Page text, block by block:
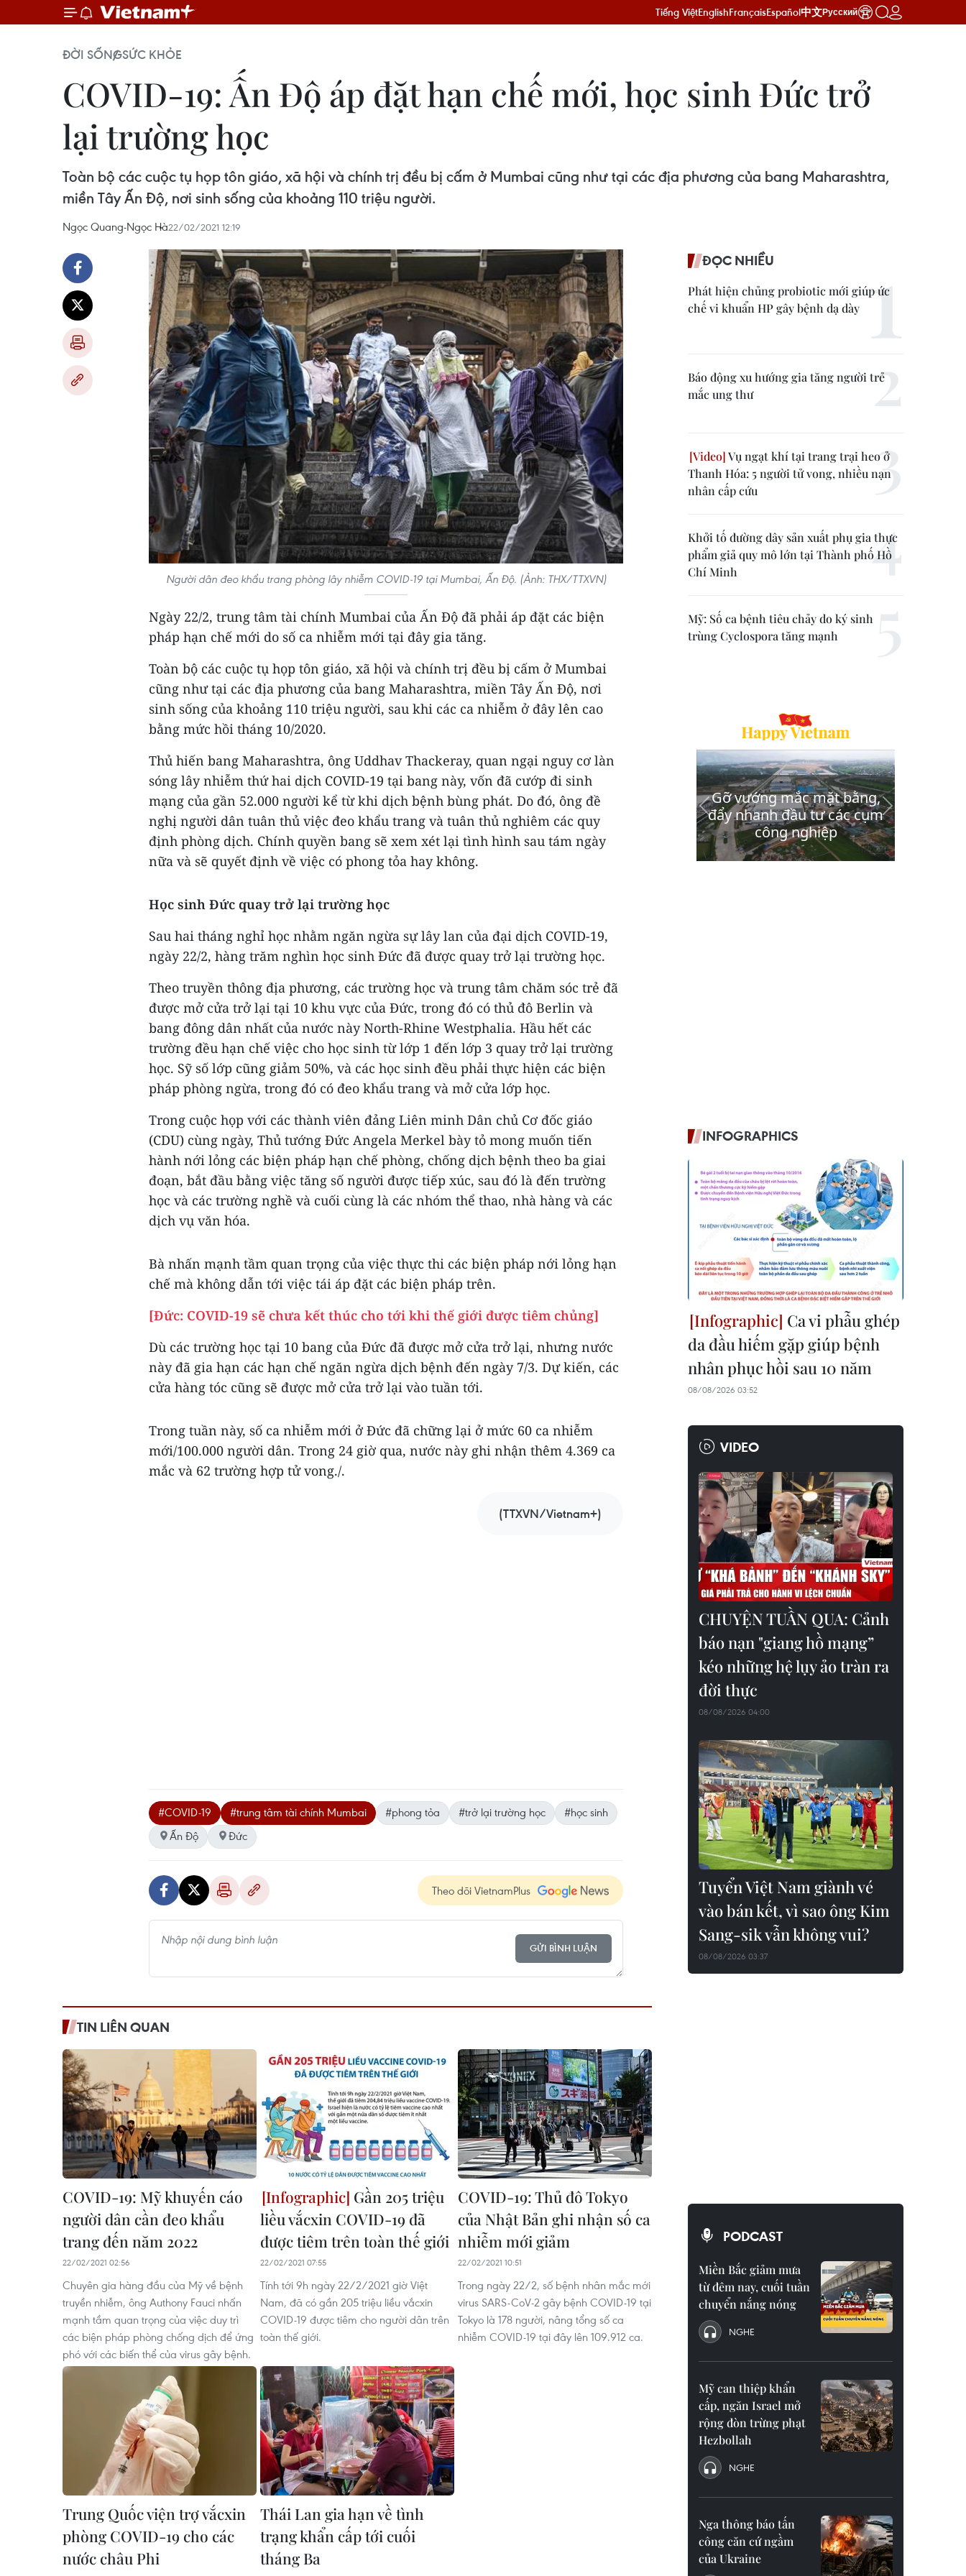
Tiếng ViệtEnglishFrançaisEspañol中文Русский
ĐỜI SỐNGSỨC KHỎE
COVID-19: Ấn Độ áp đặt hạn chế mới, học sinh Đức trở
lại trường học
Toàn bộ các cuộc tụ họp tôn giáo, xã hội và chính trị đều bị cấm ở Mumbai cũng như tại các địa phương của bang Maharashtra,
miền Tây Ấn Độ, nơi sinh sống của khoảng 110 triệu người.
Ngọc Quang-Ngọc Hà22/02/2021 12:19
Người dân đeo khẩu trang phòng lây nhiễm COVID-19 tại Mumbai, Ấn Độ. (Ảnh: THX/TTXVN)
Ngày 22/2, trung tâm tài chính Mumbai của Ấn Độ đã phải áp đặt các biện
pháp hạn chế mới do số ca nhiễm mới tại đây gia tăng.
Toàn bộ các cuộc tụ họp tôn giáo, xã hội và chính trị đều bị cấm ở Mumbai
cũng như tại các địa phương của bang Maharashtra, miền Tây Ấn Độ, nơi
sinh sống của khoảng 110 triệu người, sau khi các ca nhiễm ở đây lên cao
bằng mức hồi tháng 10/2020.
Thủ hiến bang Maharashtra, ông Uddhav Thackeray, quan ngại nguy cơ làn
sóng lây nhiễm thứ hai dịch COVID-19 tại bang này, vốn đã cướp đi sinh
mạng của gần 52.000 người kể từ khi dịch bệnh bùng phát. Do đó, ông đề
nghị người dân tuân thủ việc đeo khẩu trang và tuân thủ nghiêm các quy
định phòng dịch. Chính quyền bang sẽ xem xét lại tình hình sau tám ngày
nữa và sẽ quyết định về việc có phong tỏa hay không.
Học sinh Đức quay trở lại trường học
Sau hai tháng nghỉ học nhằm ngăn ngừa sự lây lan của đại dịch COVID-19,
ngày 22/2, hàng trăm nghìn học sinh Đức đã được quay trở lại trường học.
Theo truyền thông địa phương, các trường học và trung tâm chăm sóc trẻ đã
được mở cửa trở lại tại 10 khu vực của Đức, trong đó có thủ đô Berlin và
bang đông dân nhất của nước này North-Rhine Westphalia. Hầu hết các
trường đều hạn chế việc cho học sinh từ lớp 1 đến lớp 3 quay trở lại trường
học. Sỹ số lớp cũng giảm 50%, và các học sinh đều phải thực hiện các biện
pháp phòng ngừa, trong đó có đeo khẩu trang và mở cửa lớp học.
Trong cuộc họp với các thành viên đảng Liên minh Dân chủ Cơ đốc giáo
(CDU) cùng ngày, Thủ tướng Đức Angela Merkel bày tỏ mong muốn tiến
hành nới lỏng các biện pháp hạn chế phòng, chống dịch bệnh theo ba giai
đoạn, bắt đầu bằng việc tăng số người được tiếp xúc, sau đó là đến trường
học và các trường nghề và cuối cùng là các nhóm thể thao, nhà hàng và các
dịch vụ văn hóa.
Bà nhấn mạnh tầm quan trọng của việc thực thi các biện pháp nới lỏng hạn
chế mà không dẫn tới việc tái áp đặt các biện pháp trên.
[Đức: COVID-19 sẽ chưa kết thúc cho tới khi thế giới được tiêm chủng]
Dù các trường học tại 10 bang của Đức đã được mở cửa trở lại, nhưng nước
này đã gia hạn các hạn chế ngăn ngừa dịch bệnh đến ngày 7/3. Dự kiến, các
cửa hàng tóc cũng sẽ được mở cửa trở lại vào tuần tới.
Trong tuần này, số ca nhiễm mới ở Đức đã chững lại ở mức 60 ca nhiễm
mới/100.000 người dân. Trong 24 giờ qua, nước này ghi nhận thêm 4.369 ca
mắc và 62 trường hợp tử vong./.
(TTXVN/Vietnam+)
#COVID-19 #trung tâm tài chính Mumbai #phong tỏa #trở lại trường học
#học sinh
Ấn Độ
Đức
Theo dõi VietnamPlus
GỬI BÌNH LUẬN
TIN LIÊN QUAN
COVID-19: Mỹ khuyến cáo
người dân cần đeo khẩu
trang đến năm 2022
22/02/2021 02:56
Chuyên gia hàng đầu của Mỹ về bệnh
truyền nhiễm, ông Authony Fauci nhấn
mạnh tầm quan trọng của việc duy trì
các biện pháp phòng chống dịch để ứng
phó với các biến thể của virus gây bệnh.
Gần 205 triệu
liều vắcxin COVID-19 đã
được tiêm trên toàn thế giới
22/02/2021 07:55
Tính tới 9h ngày 22/2/2021 giờ Việt
Nam, đã có gần 205 triệu liều vắcxin
COVID-19 được tiêm cho người dân trên
toàn thế giới.
COVID-19: Thủ đô Tokyo
của Nhật Bản ghi nhận số ca
nhiễm mới giảm
22/02/2021 10:51
Trong ngày 22/2, số bệnh nhân mắc mới
virus SARS-CoV-2 gây bệnh COVID-19 tại
Tokyo là 178 người, nâng tổng số ca
nhiễm COVID-19 tại đây lên 109.912 ca.
Trung Quốc viện trợ vắcxin
phòng COVID-19 cho các
nước châu Phi
Thái Lan gia hạn về tình
trạng khẩn cấp tới cuối
tháng Ba
ĐỌC NHIỀU
Phát hiện chủng probiotic mới giúp ức
chế vi khuẩn HP gây bệnh dạ dày
Báo động xu hướng gia tăng người trẻ
mắc ung thư
Vụ ngạt khí tại trang trại heo ở
Thanh Hóa: 5 người tử vong, nhiều nạn
nhân cấp cứu
Khởi tố đường dây sản xuất phụ gia thực
phẩm giả quy mô lớn tại Thành phố Hồ
Chí Minh
Mỹ: Số ca bệnh tiêu chảy do ký sinh
trùng Cyclospora tăng mạnh
INFOGRAPHICS
Ca vi phẫu ghép
da đầu hiếm gặp giúp bệnh
nhân phục hồi sau 10 năm
08/08/2026 03:52
VIDEO
CHUYỆN TUẦN QUA: Cảnh
báo nạn "giang hồ mạng”
kéo những hệ lụy ảo tràn ra
đời thực
08/08/2026 04:00
Tuyển Việt Nam giành vé
vào bán kết, vì sao ông Kim
Sang-sik vẫn không vui?
08/08/2026 03:37
PODCAST
Miền Bắc giảm mưa
từ đêm nay, cuối tuần
chuyển nắng nóng
NGHE
Mỹ can thiệp khẩn
cấp, ngăn Israel mở
rộng đòn trừng phạt
Hezbollah
NGHE
Nga thông báo tấn
công căn cứ ngầm
của Ukraine